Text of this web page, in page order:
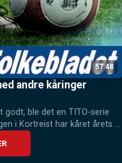
57:48
andre kåringer
godt, ble det en TITO-serie
i Kortreist har kåret årets
nyeste episoden.